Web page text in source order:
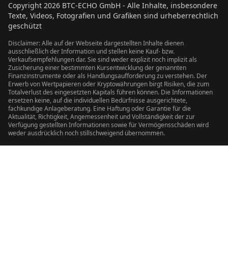
Copyright 2026 BTC-ECHO GmbH - Alle Inhalte, insbesondere
Texte, Videos, Fotografien und Grafiken sind urheberrechtlich
geschützt
Disclaimer: Alle auf der Webseite dargestellten Inhalte dienen
ausschließlich der Information und stellen keine Kauf- bzw.
Verkaufsempfehlungen dar. Sie sind weder explizit noch implizit als
Zusicherung einer bestimmten Kursentwicklung der genannten
Finanzinstrumente oder als Handlungsaufforderung zu verstehen. Der
Erwerb von Wertpapieren oder Kryptowährungen birgt Risiken, die zum
Totalverlust des eingesetzten Kapitals führen können. Die Informationen
ersetzen keine, auf die individuellen Bedürfnisse ausgerichtete,
fachkundige Anlageberatung. Eine Haftung oder Garantie für die
Aktualität, Richtigkeit, Angemessenheit und Vollständigkeit der zur
Verfügung gestellten Informationen sowie für Vermögensschäden wird
weder ausdrücklich noch stillschweigend übernommen.